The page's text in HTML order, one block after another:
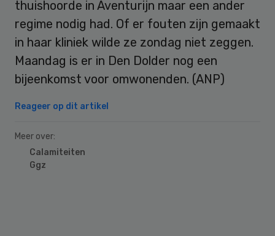
thuishoorde in Aventurijn maar een ander
regime nodig had. Of er fouten zijn gemaakt
in haar kliniek wilde ze zondag niet zeggen.
Maandag is er in Den Dolder nog een
bijeenkomst voor omwonenden. (ANP)
Reageer op dit artikel
Meer over:
Calamiteiten
Ggz